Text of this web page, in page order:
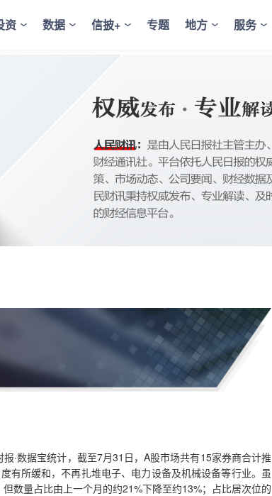
资 数据 信披+ 专题 地方 服务
·数据宝统计，截至7月31日，A股市场共有15家券商合计推
有所缓和，不再扎堆电子、电力设备及机械设备等行业。虽
数量占比由上一个月的约21%下降至约13%；占比居次位的